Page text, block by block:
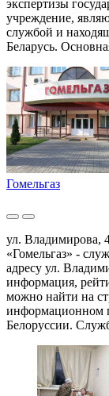
экспертизы
учреждение,
службой и
Беларусь.
Гомельгаз
ул. Владимирова,
«Гомельгаз» -
адресу ул.
информация,
можно найти на
информационном
Белоруссии.